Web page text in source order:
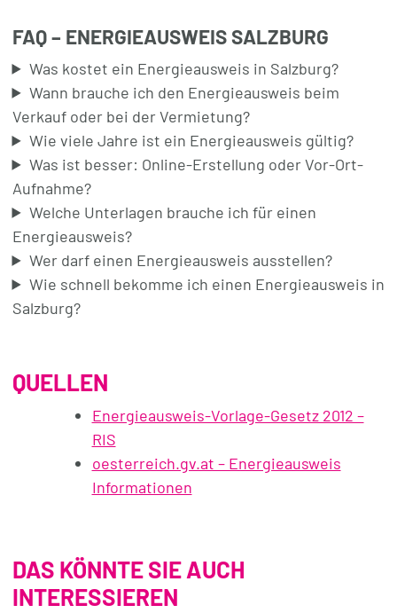
FAQ – ENERGIEAUSWEIS SALZBURG
Was kostet ein Energieausweis in Salzburg?
Wann brauche ich den Energieausweis beim
Verkauf oder bei der Vermietung?
Wie viele Jahre ist ein Energieausweis gültig?
Was ist besser: Online-Erstellung oder Vor-Ort-
Aufnahme?
Welche Unterlagen brauche ich für einen
Energieausweis?
Wer darf einen Energieausweis ausstellen?
Wie schnell bekomme ich einen Energieausweis in
Salzburg?
QUELLEN
Energieausweis-Vorlage-Gesetz 2012 –
RIS
oesterreich.gv.at – Energieausweis
Informationen
DAS KÖNNTE SIE AUCH
INTERESSIEREN